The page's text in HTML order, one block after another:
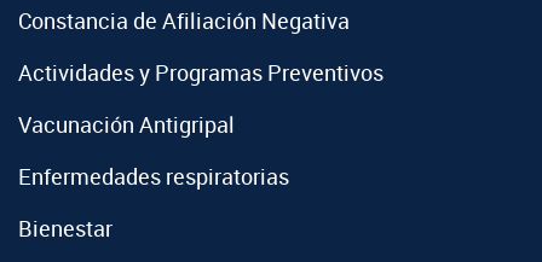
Constancia de Afiliación Negativa
Actividades y Programas Preventivos
Vacunación Antigripal
Enfermedades respiratorias
Bienestar